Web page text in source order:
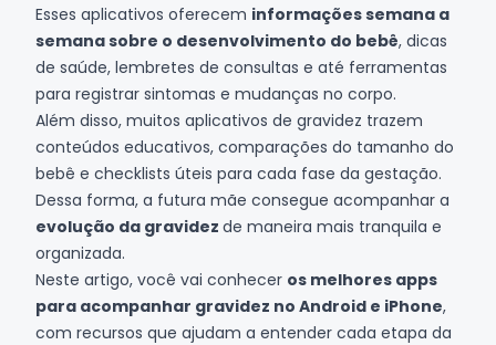
Esses aplicativos oferecem informações semana a
semana sobre o desenvolvimento do bebê, dicas
de saúde, lembretes de consultas e até ferramentas
para registrar sintomas e mudanças no corpo.
Além disso, muitos aplicativos de gravidez trazem
conteúdos educativos, comparações do tamanho do
bebê e checklists úteis para cada fase da gestação.
Dessa forma, a futura mãe consegue acompanhar a
evolução da gravidez de maneira mais tranquila e
organizada.
Neste artigo, você vai conhecer os melhores apps
para acompanhar gravidez no Android e iPhone,
com recursos que ajudam a entender cada etapa da